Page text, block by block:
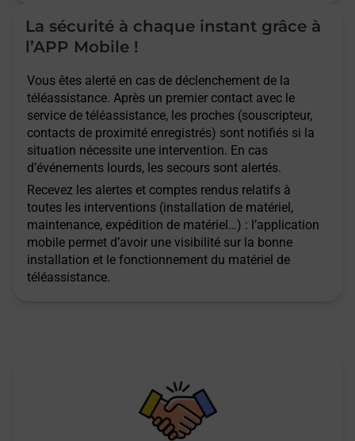
La sécurité à chaque instant grâce à
l’APP Mobile !
Vous êtes alerté en cas de déclenchement de la
téléassistance. Après un premier contact avec le
service de téléassistance, les proches (souscripteur,
contacts de proximité enregistrés) sont notifiés si la
situation nécessite une intervention. En cas
d’événements lourds, les secours sont alertés.
Recevez les alertes et comptes rendus relatifs à
toutes les interventions (installation de matériel,
maintenance, expédition de matériel…) : l’application
mobile permet d’avoir une visibilité sur la bonne
installation et le fonctionnement du matériel de
téléassistance.